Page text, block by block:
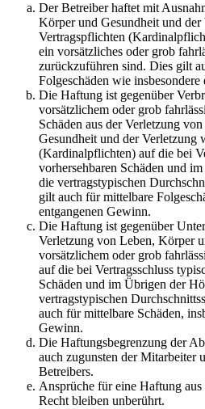
Der Betreiber haftet mit
Körper und Gesundheit und
Vertragspflichten
ein vorsätzliches oder grob
zurückzuführen sind. Dies gilt
Folgeschäden wie
Die Haftung ist gegenüber
vorsätzlichem oder grob
Schäden aus der Verletzung
Gesundheit und der Verletzung
(Kardinalpflichten) auf die bei
vorhersehbaren Schäden und
die vertragstypischen
gilt auch für mittelbare
entgangenen Gewinn.
Die Haftung ist gegenüber
Verletzung von Leben, Körper
vorsätzlichem oder grob
auf die bei Vertragsschluss
Schäden und im Übrigen der
vertragstypischen
auch für mittelbare Schäden,
Gewinn.
Die Haftungsbegrenzung der
auch zugunsten der Mitarbeiter
Betreibers.
Ansprüche für eine Haftung
Recht bleiben unberührt.